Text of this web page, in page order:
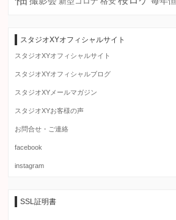
スタジオXYオフィシャルサイト
スタジオXYオフィシャルサイト
スタジオXYオフィシャルブログ
スタジオXYメールマガジン
スタジオXYお客様の声
お問合せ・ご連絡
facebook
instagram
SSL証明書